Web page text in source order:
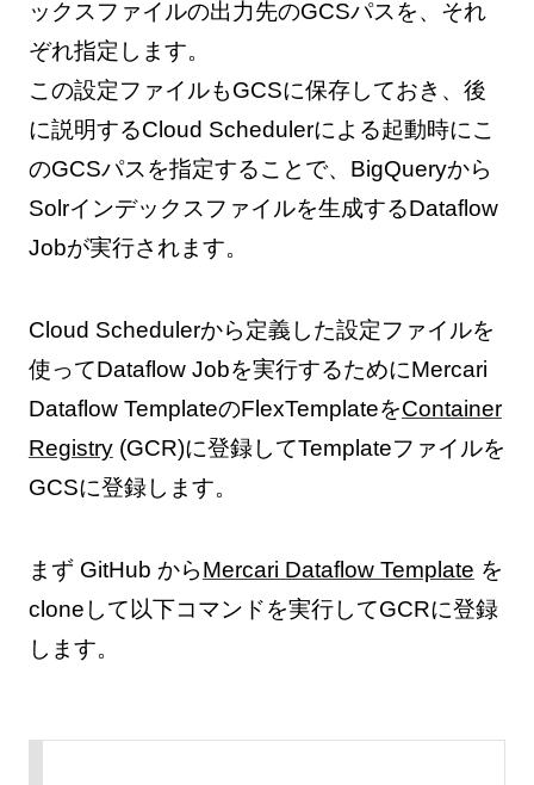
ックスファイルの出力先のGCSパスを、それ
ぞれ指定します。
この設定ファイルもGCSに保存しておき、後
に説明するCloud Schedulerによる起動時にこ
のGCSパスを指定することで、BigQueryから
Solrインデックスファイルを生成するDataflow
Jobが実行されます。
Cloud Schedulerから定義した設定ファイルを
使ってDataflow Jobを実行するためにMercari
Dataflow TemplateのFlexTemplateをContainer
Registry(GCR)に登録してTemplateファイルを
GCSに登録します。
まず GitHub からMercari Dataflow Template を
cloneして以下コマンドを実行してGCRに登録
します。